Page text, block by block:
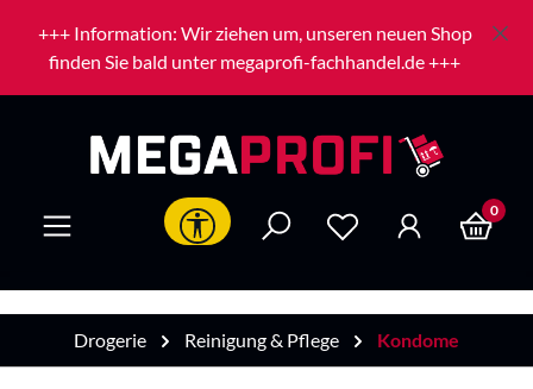
Zum Hauptinhalt springen
+++ Information: Wir ziehen um, unseren neuen Shop
finden Sie bald unter megaprofi-fachhandel.de +++
Werkzeugleiste anzeigen 0
Drogerie Reinigung & Pflege Kondome